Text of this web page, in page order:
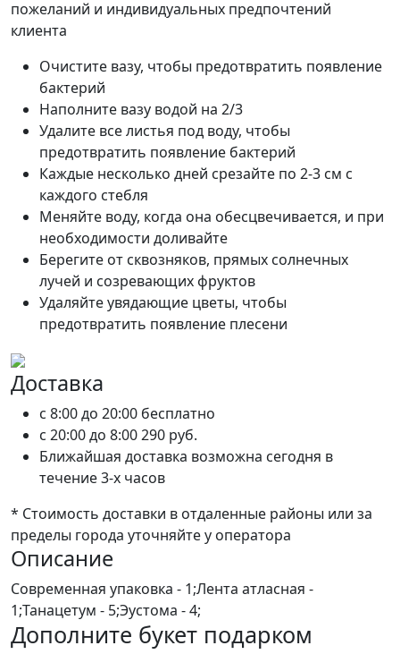
пожеланий и индивидуальных предпочтений
клиента
Очистите вазу, чтобы предотвратить появление
бактерий
Наполните вазу водой на 2/3
Удалите все листья под воду, чтобы
предотвратить появление бактерий
Каждые несколько дней срезайте по 2-3 см с
каждого стебля
Меняйте воду, когда она обесцвечивается, и при
необходимости доливайте
Берегите от сквозняков, прямых солнечных
лучей и созревающих фруктов
Удаляйте увядающие цветы, чтобы
предотвратить появление плесени
Доставка
c 8:00 до 20:00 бесплатно
c 20:00 до 8:00290 руб.
Ближайшая доставка возможна сегодня в
течение 3-х часов
* Стоимость доставки в отдаленные районы или за
пределы города уточняйте у оператора
Описание
Современная упаковка - 1;Лента атласная -
1;Танацетум - 5;Эустома - 4;
Дополните букет подарком